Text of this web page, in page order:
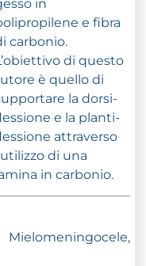
in
e fibra
carbonio.
di questo
è quello di
la dorsi-
e la planti-
attraverso
di una
in carbonio.